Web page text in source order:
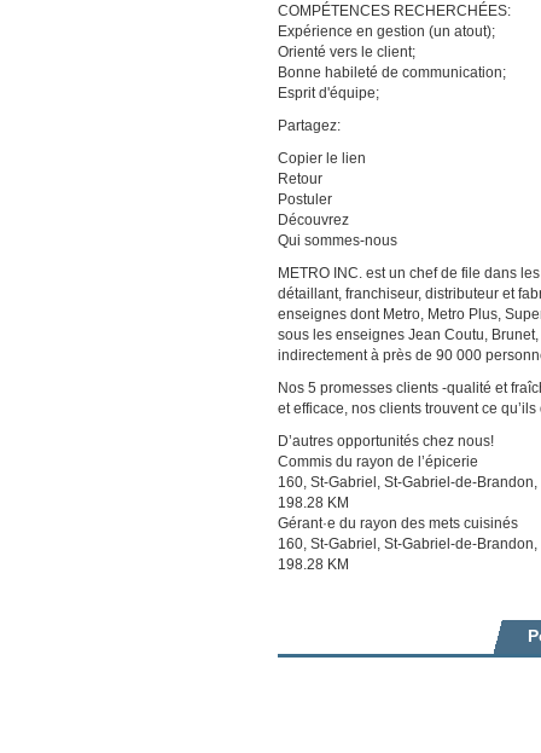
COMPÉTENCES RECHERCHÉES:
Expérience en gestion (un atout);
Orienté vers le client;
Bonne habileté de communication;
Esprit d'équipe;
Partagez:
Copier le lien
Retour
Postuler
Découvrez
Qui sommes-nous
METRO INC. est un chef de file dans
détaillant, franchiseur, distributeur et
enseignes dont Metro, Metro Plus,
sous les enseignes Jean Coutu,
indirectement à près de 90 000
Nos 5 promesses clients -qualité et
et efficace, nos clients trouvent ce
D’autres opportunités chez nous!
Commis du rayon de l’épicerie
160, St-Gabriel, St-Gabriel-de-
198.28 KM
Gérant·e du rayon des mets cuisinés
160, St-Gabriel, St-Gabriel-de-
198.28 KM